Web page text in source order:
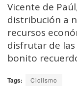
Vicente de
distribución a
recursos
disfrutar de
bonito
Tags: Ciclismo